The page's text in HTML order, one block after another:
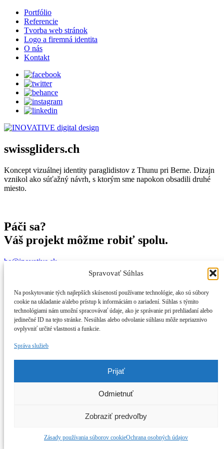
Spravovať Súhlas
Na poskytovanie tých najlepších skúseností používame technológie, ako sú súbory
cookie na ukladanie a/alebo prístup k informáciám o zariadení. Súhlas s týmito
technológiami nám umožní spracovávať údaje, ako je správanie pri prehliadaní alebo
jedinečné ID na tejto stránke. Nesúhlas alebo odvolanie súhlasu môže nepriaznivo
ovplyvniť určité vlastnosti a funkcie.
Správa služieb
Prijať
Odmietnuť
Zobraziť predvoľby
Zásady používania súborov cookieOchrana osobných údajov
Portfólio
Referencie
Tvorba web stránok
Logo a firemná identita
O nás
Kontakt
swissgliders.ch
Koncept vizuálnej identity paraglidistov z Thunu pri Berne. Dizajn
vznikol ako súťažný návrh, s ktorým sme napokon obsadili druhé
miesto.
Páči sa?
Váš projekt môžme robiť spolu.
be@inovative.sk